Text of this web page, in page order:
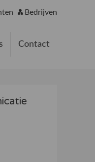
Bedrijven
Contact